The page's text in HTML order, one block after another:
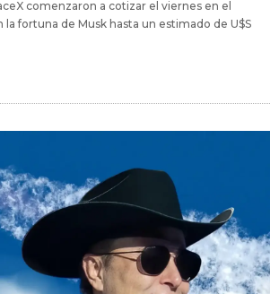
comenzaron a cotizar el viernes en el
la fortuna de Musk hasta un estimado de U$S